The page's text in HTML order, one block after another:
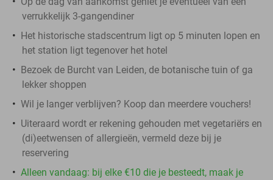
verrukkelijk 3-gangendiner
Het historische stadscentrum ligt op 5 minuten lopen en
het station ligt tegenover het hotel
Bezoek de Burcht van Leiden, de botanische tuin of ga
lekker shoppen
Wil je langer verblijven? Koop dan meerdere vouchers!
Uiteraard wordt er rekening gehouden met vegetariërs en
(di)eetwensen of allergieën, vermeld deze bij je
reservering
Alleen vandaag: bij elke €10 die je besteedt, maak je